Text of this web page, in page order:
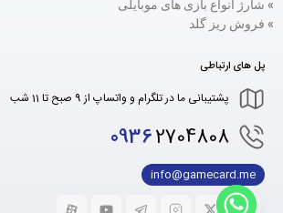
» شارژ انواع بازی های موبایلی
» فروش ریز گلد
پل های ارتباطی
پشتیبانی ما در تلگرام و واتساپ از 9 صبح تا 11 شب
09362704808
info@gamecard.me